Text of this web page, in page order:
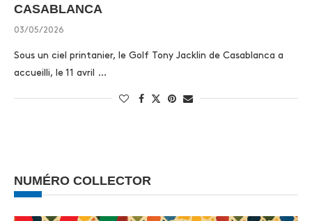
CASABLANCA
03/05/2026
Sous un ciel printanier, le Golf Tony Jacklin de Casablanca a
accueilli, le 11 avril …
NUMÉRO COLLECTOR